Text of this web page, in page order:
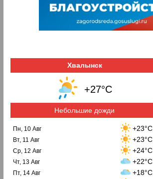
Хвалынск
+27°C
Небольшие дожди
Пн, 10 Авг +23°C
Вт, 11 Авг +23°C
Ср, 12 Авг +24°C
Чт, 13 Авг +22°C
Пт, 14 Авг +18°C